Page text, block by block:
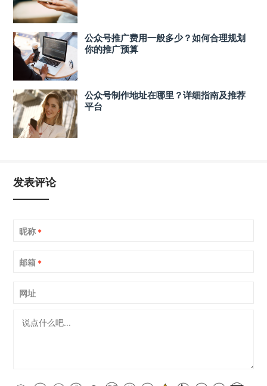
公众号推广费用一般多少？如何合理规划
你的推广预算
公众号制作地址在哪里？详细指南及推荐
平台
发表评论
昵称 *
邮箱 *
网址